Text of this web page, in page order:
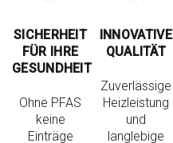
SICHERHEIT
FÜR IHRE
GESUNDHEIT
Ohne PFAS
keine
Einträge
INNOVATIVE
QUALITÄT
Zuverlässige
Heizleistung
und
langlebige